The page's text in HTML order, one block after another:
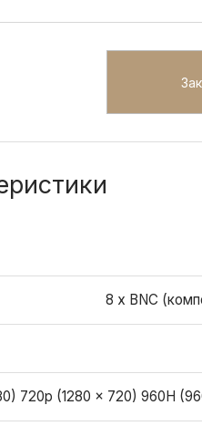
8 x BNC
720p (1280 × 720) 960H